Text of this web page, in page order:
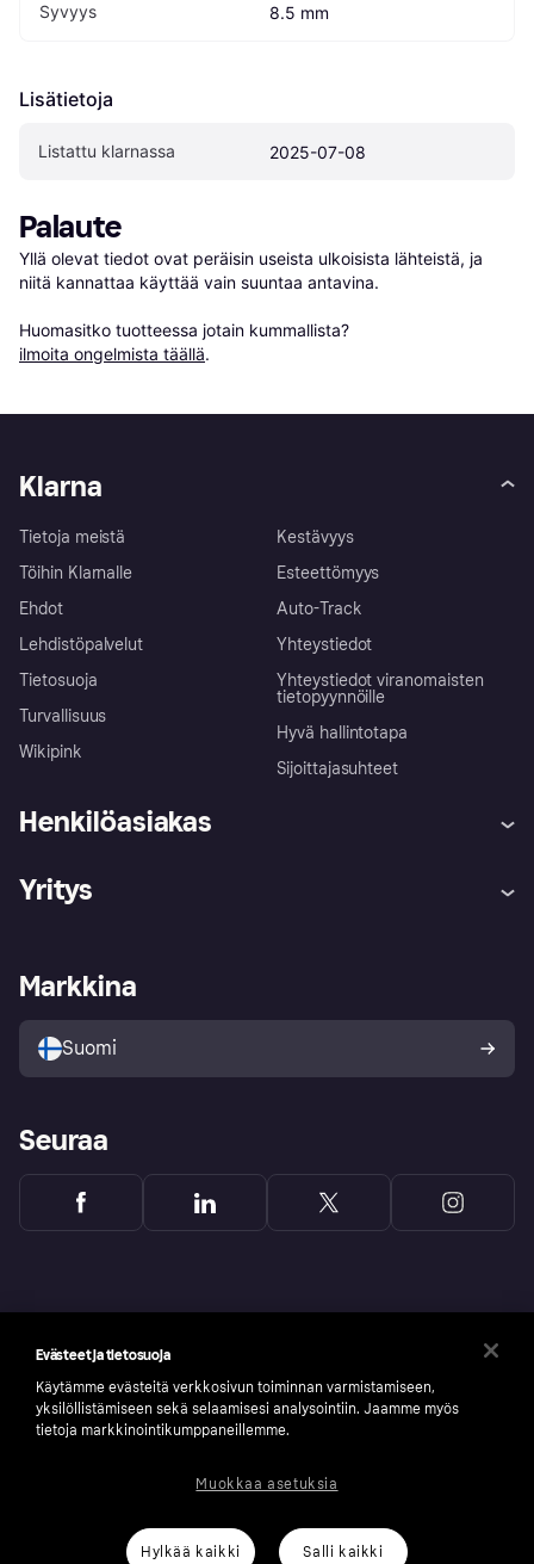
Syvyys 8.5 mm
Lisätietoja
Listattu klarnassa 2025-07-08
Palaute
Yllä olevat tiedot ovat peräisin useista ulkoisista lähteistä, ja
niitä kannattaa käyttää vain suuntaa antavina.
Huomasitko tuotteessa jotain kummallista?
ilmoita ongelmista täällä.
Klarna
Tietoja meistä
Töihin Klarnalle
Ehdot
Lehdistöpalvelut
Tietosuoja
Turvallisuus
Wikipink
Kestävyys
Esteettömyys
Auto-Track
Yhteystiedot
Yhteystiedot viranomaisten
tietopyynnöille
Hyvä hallintotapa
Sijoittajasuhteet
Henkilöasiakas
Ohje
Kirjaudu sisään
Tutustu kauppoihin
Ostajan turva
Yritys
Kirjaudu sisään yrityksenä
Markkina
Suomi
Seuraa
number: 556737-0431
Evästeet ja tietosuoja
Käytämme evästeitä verkkosivun toiminnan varmistamiseen,
yksilöllistämiseen sekä selaamisesi analysointiin. Jaamme myös
tietoja markkinointikumppaneillemme.
Hylkää kaikki Salli kaikki
Muokkaa asetuksia